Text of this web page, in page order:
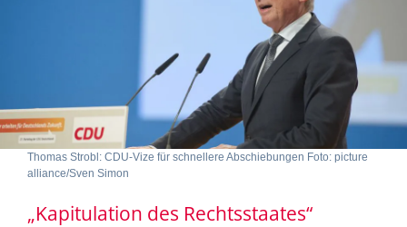
Thomas Strobl: CDU-Vize für schnellere Abschiebungen Foto: picture
alliance/Sven Simon
„Kapitulation des Rechtsstaates“